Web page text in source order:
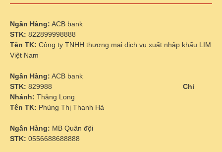
Ngân Hàng: ACB bank
STK: 822899998888
Tên TK: Công ty TNHH thương mại dịch vụ xuất nhập khẩu LIM
Việt Nam
Ngân Hàng: ACB bank
STK: 829988 Chi
Nhánh: Thăng Long
Tên TK: Phùng Thị Thanh Hà
Ngân Hàng: MB Quân đội
STK: 0556688688888